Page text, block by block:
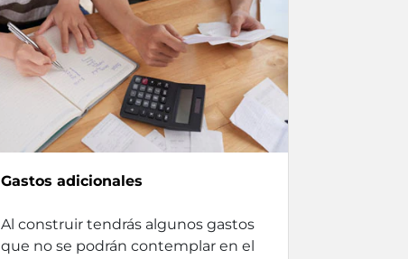
Gastos adicionales
Al construir tendrás algunos gastos
que no se podrán contemplar en el